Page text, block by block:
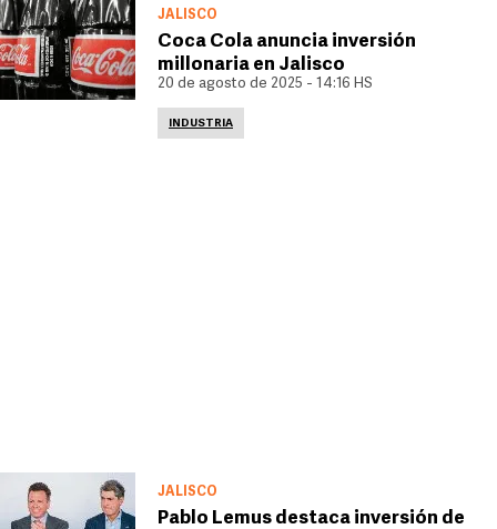
JALISCO
Coca Cola anuncia inversión
millonaria en Jalisco
20 de agosto de 2025 - 14:16 HS
INDUSTRIA
JALISCO
Pablo Lemus destaca inversión de